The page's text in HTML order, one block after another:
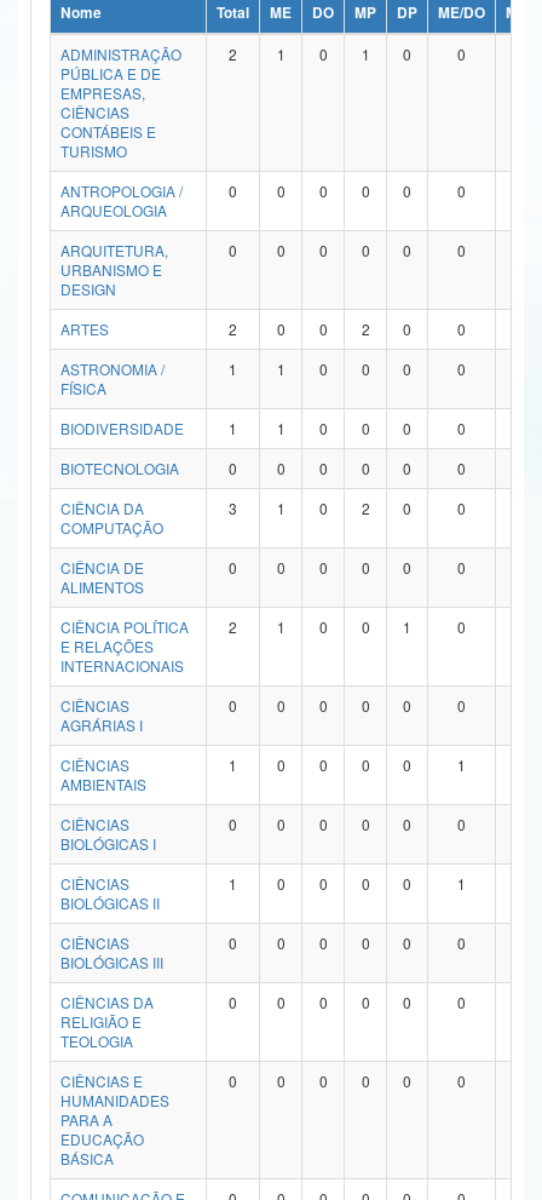
Ministério da Ciência, Tecnologia, Inovações e Comunicações
Ministério do Meio Ambiente
Ministério do Turismo
Ministério do Desenvolvimento Regional
Controladoria-Geral da União
Ministério da Mulher, da Família e dos Direitos Humanos
Secretaria de Governo
Advocacia-Geral da União
Banco Central do Brasil
Nome Total ME DO MP DP ME/DO
MP/
ADMINISTRAÇÃO
PÚBLICA E DE
EMPRESAS,
CIÊNCIAS
CONTÁBEIS E
TURISMO
2 1 0 1 0 0
ANTROPOLOGIA /
ARQUEOLOGIA
0 0 0 0 0 0
ARQUITETURA,
URBANISMO E
DESIGN
0 0 0 0 0 0
ARTES 2 0 0 2 0 0
ASTRONOMIA /
FÍSICA
1 1 0 0 0 0
BIODIVERSIDADE 1 1 0 0 0 0
BIOTECNOLOGIA
0 0 0 0 0 0
CIÊNCIA DA
COMPUTAÇÃO
3 1 0 2 0 0
CIÊNCIA DE
ALIMENTOS
0 0 0 0 0 0
CIÊNCIA POLÍTICA
E RELAÇÕES
INTERNACIONAIS
2 1 0 0 1 0
CIÊNCIAS
AGRÁRIAS I
0 0 0 0 0 0
CIÊNCIAS
AMBIENTAIS
1 0 0 0 0 1
CIÊNCIAS
BIOLÓGICAS I
0 0 0 0 0 0
CIÊNCIAS
BIOLÓGICAS II
1 0 0 0 0 1
CIÊNCIAS
BIOLÓGICAS III
0 0 0 0 0 0
CIÊNCIAS DA
RELIGIÃO E
TEOLOGIA
0 0 0 0 0 0
CIÊNCIAS E
HUMANIDADES
PARA A
EDUCAÇÃO
BÁSICA
0 0 0 0 0 0